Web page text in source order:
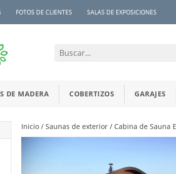
FOTOS DE CLIENTES SALAS DE EXPOSICIONES
DE MADERA COBERTIZOS GARAJES
Inicio /Saunas de exterior / Cabina de Sauna